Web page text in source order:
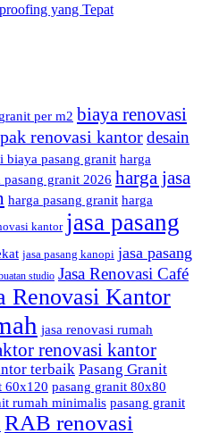
yang Tepat
per m2 biaya renovasi
renovasi kantordesain
biaya pasang granit harga
pasang granit 2026 harga jasa
harga pasang granit harga
kantor jasa pasang
jasa pasang kanopi jasa pasang
studio Jasa Renovasi Café
Renovasi Kantor
jasa renovasi rumah
renovasi kantor
terbaik Pasang Granit
60x120 pasang granit 80x80
rumah minimalis pasang granit
RAB renovasi